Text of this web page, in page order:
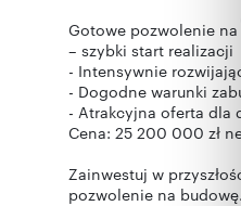
Gotowe pozwolenie
– szybki start realizacji
- Intensywnie
- Dogodne warunki
- Atrakcyjna oferta dla
Cena: 25 200 000 zł
Zainwestuj w
pozwolenie na budowę.